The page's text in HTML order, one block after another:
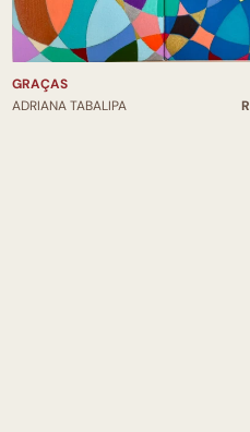
GRAÇAS
ADRIANA TABALIPA